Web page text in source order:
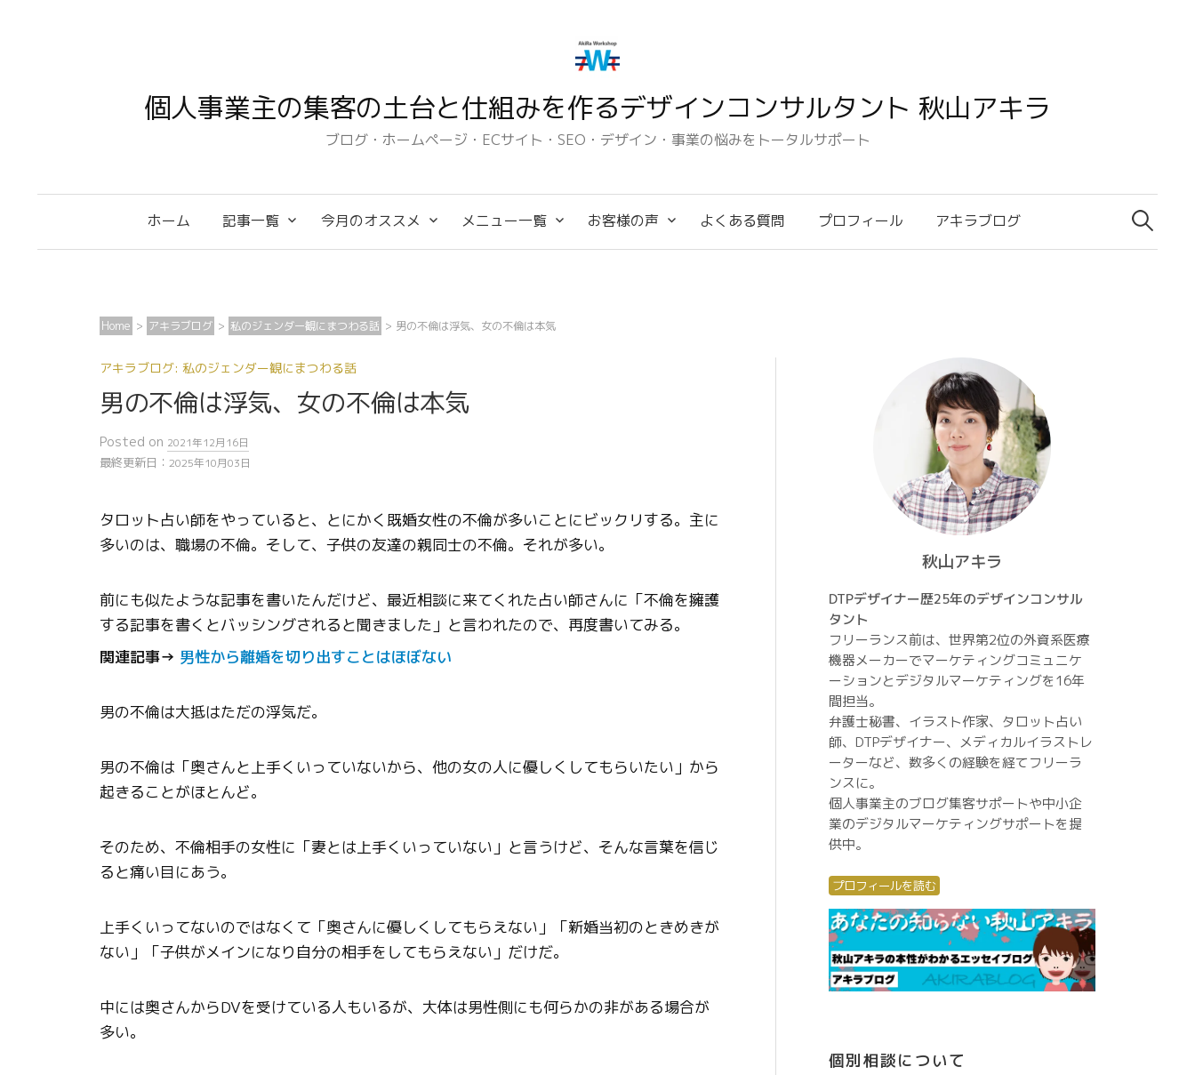
個人事業主の集客の土台と仕組みを作るデザインコンサルタント 秋山アキラ
ブログ・ホームページ・ECサイト・SEO・デザイン・事業の悩みをトータルサポート
ホーム 記事一覧 今月のオススメ メニュー一覧 お客様の声 よくある質問 プロフィール アキラブログ
検
索:
Home > アキラブログ > 私のジェンダー観にまつわる話 > 男の不倫は浮気、女の不倫は本気
アキラブログ: 私のジェンダー観にまつわる話
男の不倫は浮気、女の不倫は本気
Posted on 2021年12月16日
最終更新日： 2025年10月03日
タロット占い師をやっていると、とにかく既婚女性の不倫が多いことにビックリする。主に
多いのは、職場の不倫。そして、子供の友達の親同士の不倫。それが多い。
前にも似たような記事を書いたんだけど、最近相談に来てくれた占い師さんに「不倫を擁護
する記事を書くとバッシングされると聞きました」と言われたので、再度書いてみる。
関連記事→ 男性から離婚を切り出すことはほぼない
男の不倫は大抵はただの浮気だ。
男の不倫は「奥さんと上手くいっていないから、他の女の人に優しくしてもらいたい」から
起きることがほとんど。
そのため、不倫相手の女性に「妻とは上手くいっていない」と言うけど、そんな言葉を信じ
ると痛い目にあう。
上手くいってないのではなくて「奥さんに優しくしてもらえない」「新婚当初のときめきが
ない」「子供がメインになり自分の相手をしてもらえない」だけだ。
中には奥さんからDVを受けている人もいるが、大体は男性側にも何らかの非がある場合が
多い。
秋山アキラ
DTPデザイナー歴25年のデザインコンサル
タント
フリーランス前は、世界第2位の外資系医療
機器メーカーでマーケティングコミュニケ
ーションとデジタルマーケティングを16年
間担当。
弁護士秘書、イラスト作家、タロット占い
師、DTPデザイナー、メディカルイラストレ
ーターなど、数多くの経験を経てフリーラ
ンスに。
個人事業主のブログ集客サポートや中小企
業のデジタルマーケティングサポートを提
供中。
プロフィールを読む
個別相談について